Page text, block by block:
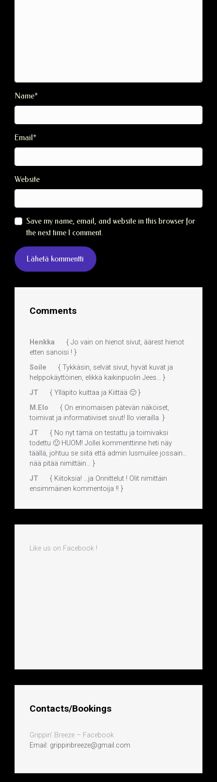
Name*
Email*
Website
Save my name, email, and website in this browser for
the next time I comment.
Comments
Henkka
{ Jo vain on hienot sivut, äärest hienot
etten sanoisi ! }
Soile
{ Tykkäsin, selvät sivut, hyvät kuvat ja
helppokäyttöinen, elikkä kaikinpuolin Jees... }
JT
{ Ylläpito kuittaa ja Kiittää 🙂 }
M.Elo
{ On erinomaisen pätevän näköiset,
toimivat ja informatiiviset sivut! Ilo vierailla. }
JT
{ No nyt tämä on testattu ja toimivaksi
todettu 🙂 HUOM! Jollei kommenttinne heti näy
täällä, johtuu se siitä että admin lusmuilee jossain...
nää pitää nimittäin... }
JT
{ Kiitoksia! ...ja Onnittelut ! Olit nimittäin
ensimmäinen kommentoija !! }
Like us on Facebook !
Contacts/Bookings
Grippin’ Breeze – Facebook
Email: grippinbreeze@gmail.com